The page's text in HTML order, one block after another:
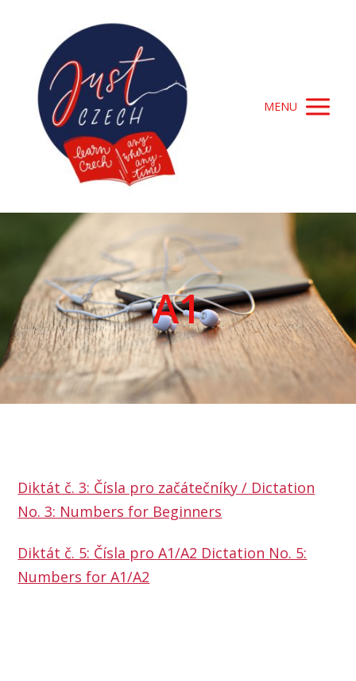
MENU
A1
Diktát č. 3: Čísla pro začátečníky / Dictation
No. 3: Numbers for Beginners
Diktát č. 5: Čísla pro A1/A2 Dictation No. 5:
Numbers for A1/A2